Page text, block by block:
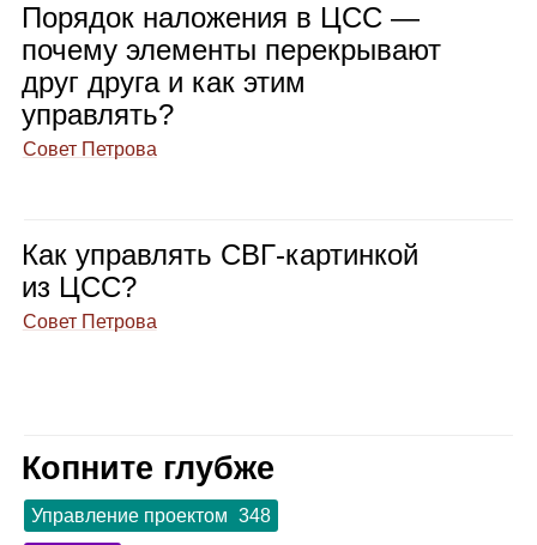
Поря­док нало­же­ния в ЦСС —
почему эле­менты пере­кры­вают
друг друга и как этим
управ­лять?
Совет Петрова
Как управ­лять СВГ‑кар­тин­кой
из ЦСС?
Совет Петрова
Копните глубже
Управление проектом 348